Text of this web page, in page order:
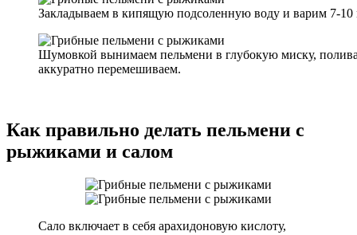
Закладываем в кипящую подсоленную воду и варим 7-10
Шумовкой вынимаем пельмени в глубокую миску,
аккуратно перемешиваем.
Как правильно делать пельмени с
рыжиками и салом
Сало включает в себя арахидоновую кислоту,